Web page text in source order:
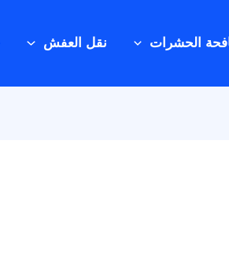
الحشرات نقل العفش